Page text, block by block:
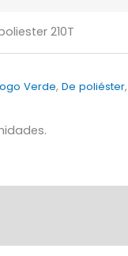
210T
Verde, De poliéster,